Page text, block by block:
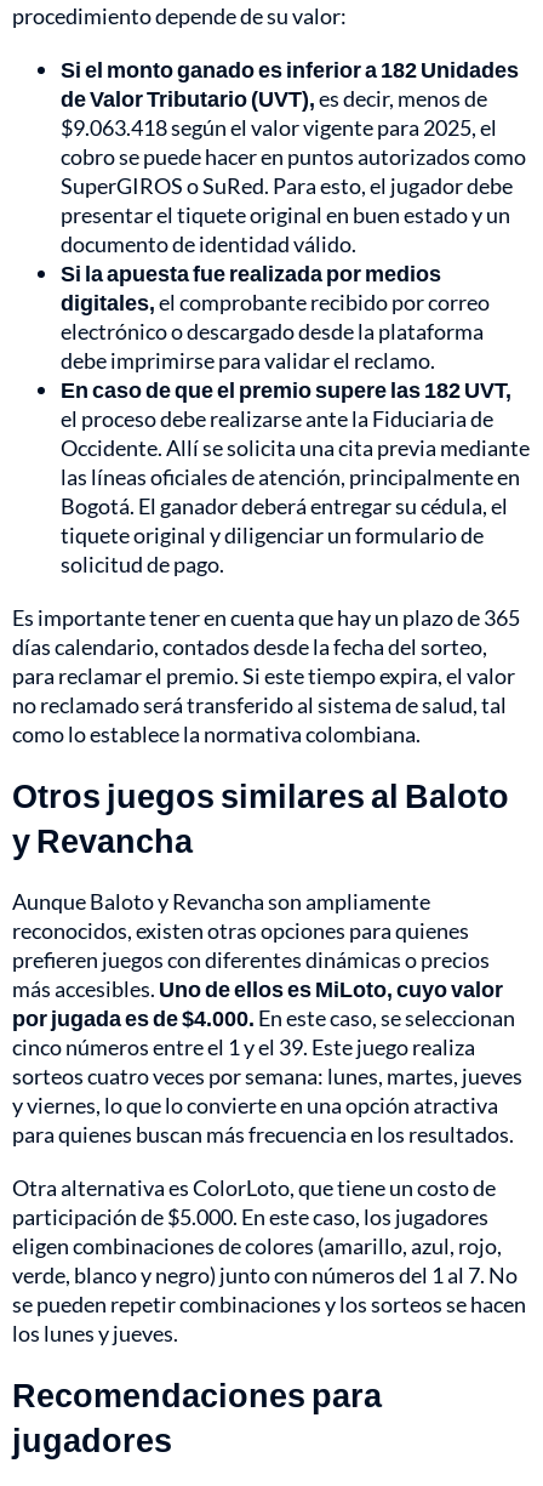
procedimiento depende de su valor:
Si el monto ganado es inferior a 182 Unidades
de Valor Tributario (UVT),es decir, menos de
$9.063.418 según el valor vigente para 2025, el
cobro se puede hacer en puntos autorizados como
SuperGIROS o SuRed. Para esto, el jugador debe
presentar el tiquete original en buen estado y un
documento de identidad válido.
Si la apuesta fue realizada por medios
digitales,el comprobante recibido por correo
electrónico o descargado desde la plataforma
debe imprimirse para validar el reclamo.
En caso de que el premio supere las 182 UVT,
el proceso debe realizarse ante la Fiduciaria de
Occidente. Allí se solicita una cita previa mediante
las líneas oficiales de atención, principalmente en
Bogotá. El ganador deberá entregar su cédula, el
tiquete original y diligenciar un formulario de
solicitud de pago.
Es importante tener en cuenta que hay un plazo de 365
días calendario, contados desde la fecha del sorteo,
para reclamar el premio. Si este tiempo expira, el valor
no reclamado será transferido al sistema de salud, tal
como lo establece la normativa colombiana.
Otros juegos similares al Baloto
y Revancha
Aunque Baloto y Revancha son ampliamente
reconocidos, existen otras opciones para quienes
prefieren juegos con diferentes dinámicas o precios
más accesibles. Uno de ellos es MiLoto, cuyo valor
por jugada es de $4.000. En este caso, se seleccionan
cinco números entre el 1 y el 39. Este juego realiza
sorteos cuatro veces por semana: lunes, martes, jueves
y viernes, lo que lo convierte en una opción atractiva
para quienes buscan más frecuencia en los resultados.
Otra alternativa es ColorLoto, que tiene un costo de
participación de $5.000. En este caso, los jugadores
eligen combinaciones de colores (amarillo, azul, rojo,
verde, blanco y negro) junto con números del 1 al 7. No
se pueden repetir combinaciones y los sorteos se hacen
los lunes y jueves.
Recomendaciones para
jugadores